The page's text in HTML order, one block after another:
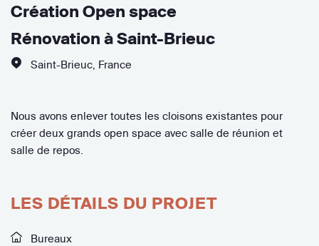
Création Open space
Rénovation à Saint-Brieuc
Saint-Brieuc France
Nous avons enlever toutes les cloisons existantes pour
créer deux grands open space avec salle de réunion et
salle de repos.
LES DÉTAILS DU PROJET
Bureaux